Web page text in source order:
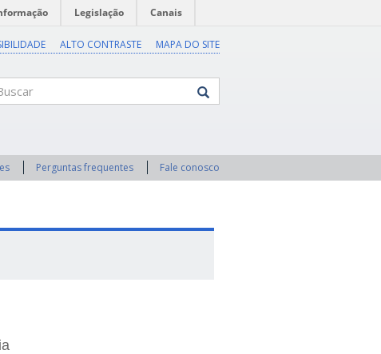
Legislação Canais
ALTO CONTRASTE MAPA DO SITE
Perguntas frequentes Fale conosco